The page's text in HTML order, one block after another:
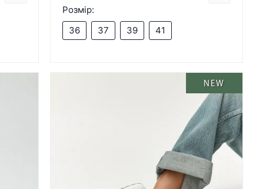
Розмір:
36
37 39 41
NEW